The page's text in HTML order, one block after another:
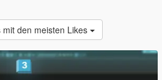
mit den meisten Likes